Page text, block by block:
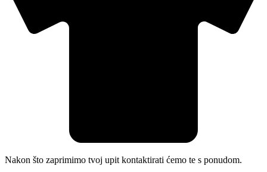
Nakon što zaprimimo tvoj upit kontaktirati ćemo te s ponudom.